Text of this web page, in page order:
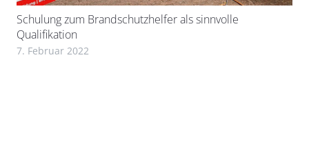
Schulung zum Brandschutzhelfer als sinnvolle
Qualifikation
7. Februar 2022